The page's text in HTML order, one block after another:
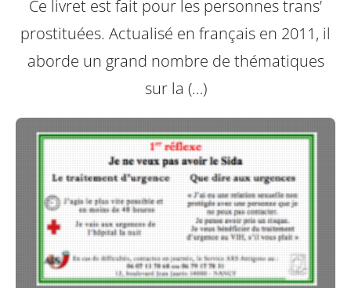
Ce livret est fait pour les personnes trans’
prostituées. Actualisé en français en 2011, il
aborde un grand nombre de thématiques
sur la (…)